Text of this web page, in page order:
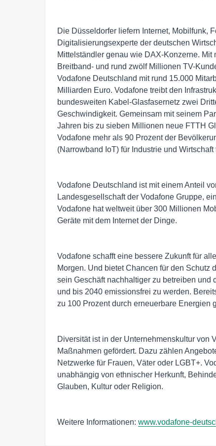
Die Düsseldorfer liefern Internet, Mobilfunk,
Digitalisierungsexperte der deutschen
Mittelständler genau wie DAX-Konzerne.
Breitband- und rund zwölf Millionen TV-
Vodafone Deutschland mit rund 15.000
Milliarden Euro. Vodafone treibt den
bundesweiten Kabel-Glasfasernetz zwei
Geschwindigkeit. Gemeinsam mit seinem
Jahren bis zu sieben Millionen neue FTTH
Vodafone mehr als 90 Prozent der
(Narrowband IoT) für Industrie und
Vodafone Deutschland ist mit einem Anteil
Landesgesellschaft der Vodafone Gruppe,
Vodafone hat weltweit über 300 Millionen
Geräte mit dem Internet der Dinge.
Vodafone schafft eine bessere Zukunft für
Morgen. Und bietet Chancen für den Schutz
sein Geschäft nachhaltiger zu betreiben und
und bis 2040 emissionsfrei zu werden.
zu 100 Prozent durch erneuerbare Energien
Diversität ist in der Unternehmenskultur von
Maßnahmen gefördert. Dazu zählen
Netzwerke für Frauen, Väter oder LGBT+.
unabhängig von ethnischer Herkunft,
Glauben, Kultur oder Religion.
Weitere Informationen: www.vodafone-